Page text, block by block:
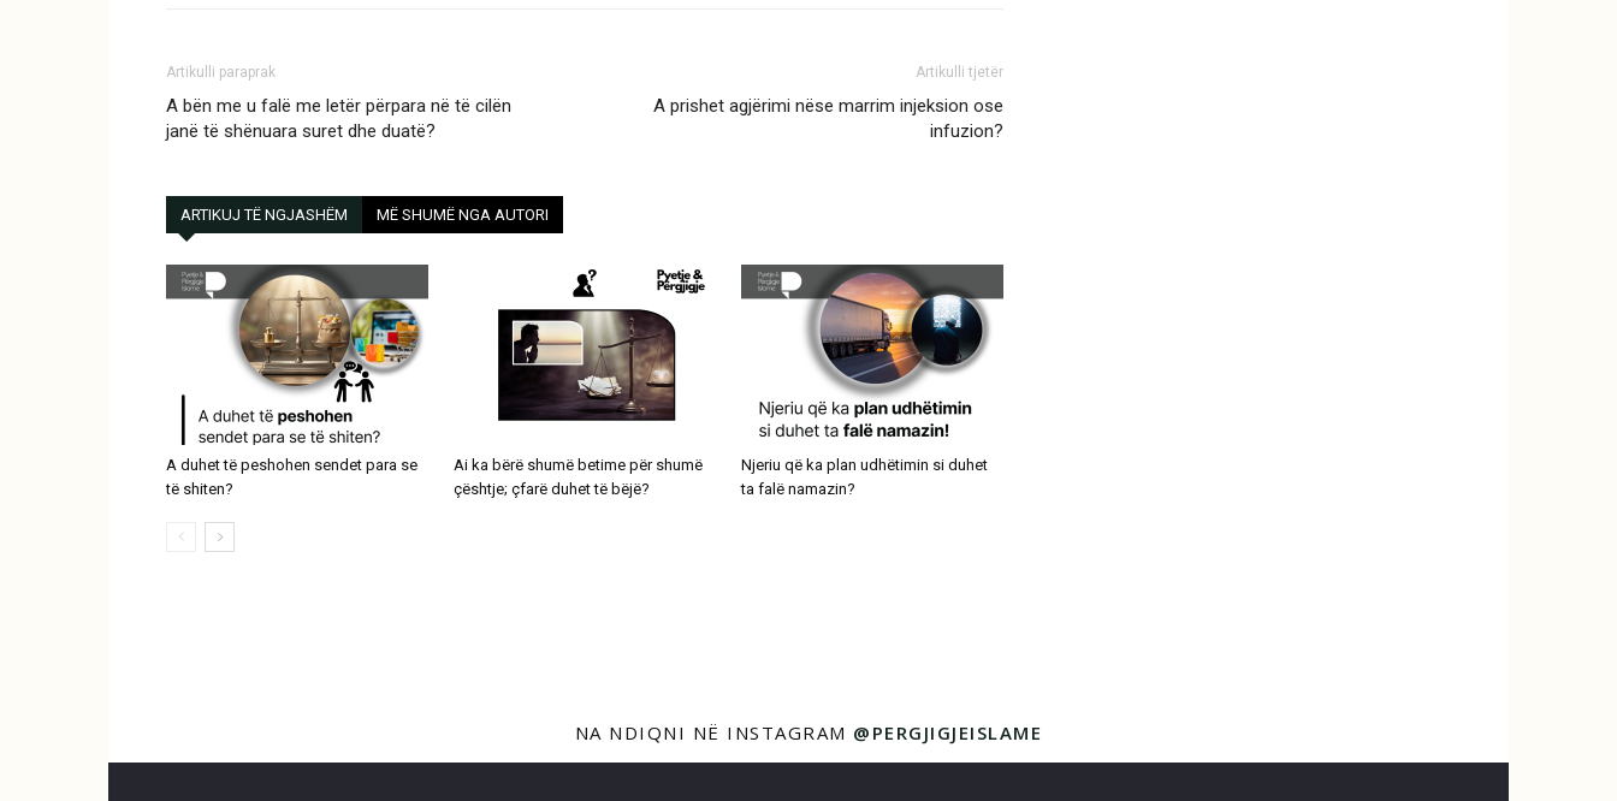
Artikulli paraprak
A bën me u falë me letër përpara në të cilën
janë të shënuara suret dhe duatë?
Artikulli tjetër
A prishet agjërimi nëse marrim injeksion ose
infuzion?
ARTIKUJ TË NGJASHËM MË SHUMË NGA AUTORI
A duhet të peshohen sendet para se
të shiten?
Ai ka bërë shumë betime për shumë
çështje; çfarë duhet të bëjë?
Njeriu që ka plan udhëtimin si duhet
ta falë namazin?
NA NDIQNI NË INSTAGRAM @PERGJIGJEISLAME